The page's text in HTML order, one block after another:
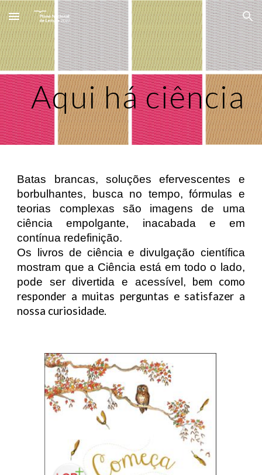
Skip to main content Skip to navigation
Aqui há ciência
Batas brancas, soluções efervescentes e
borbulhantes, busca no tempo, fórmulas e
teorias complexas são imagens de uma
ciência empolgante, inacabada e em
contínua redefinição.
Os livros de ciência e divulgação científica
mostram que a Ciência está em todo o lado,
pode ser divertida e acessível, bem como
responder a muitas perguntas e satisfazer a
nossa curiosidade.